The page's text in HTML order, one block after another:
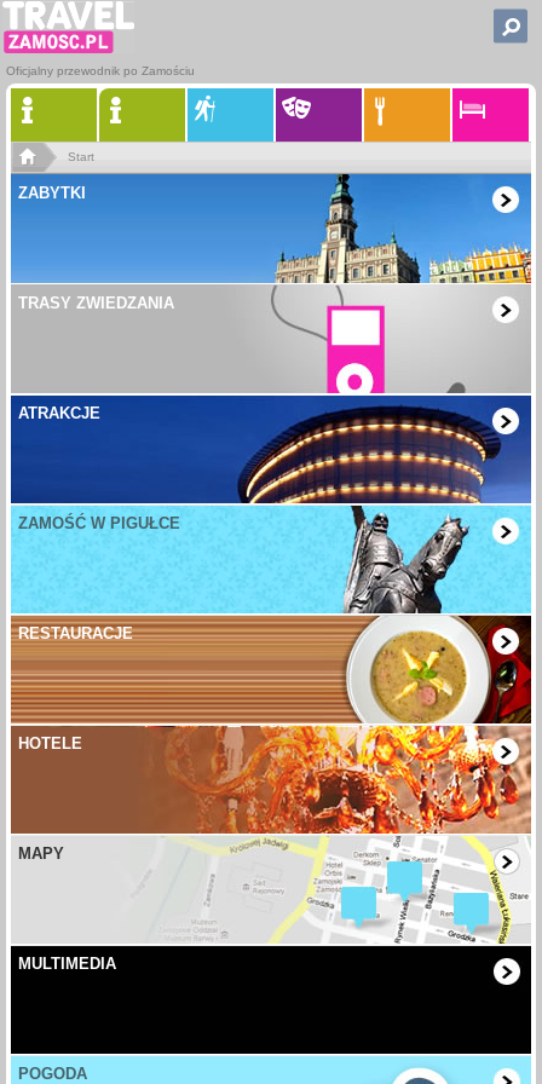
Oficjalny przewodnik po Zamościu
Start
ZABYTKI
TRASY ZWIEDZANIA
ATRAKCJE
ZAMOŚĆ W PIGUŁCE
RESTAURACJE
HOTELE
MAPY
MULTIMEDIA
POGODA